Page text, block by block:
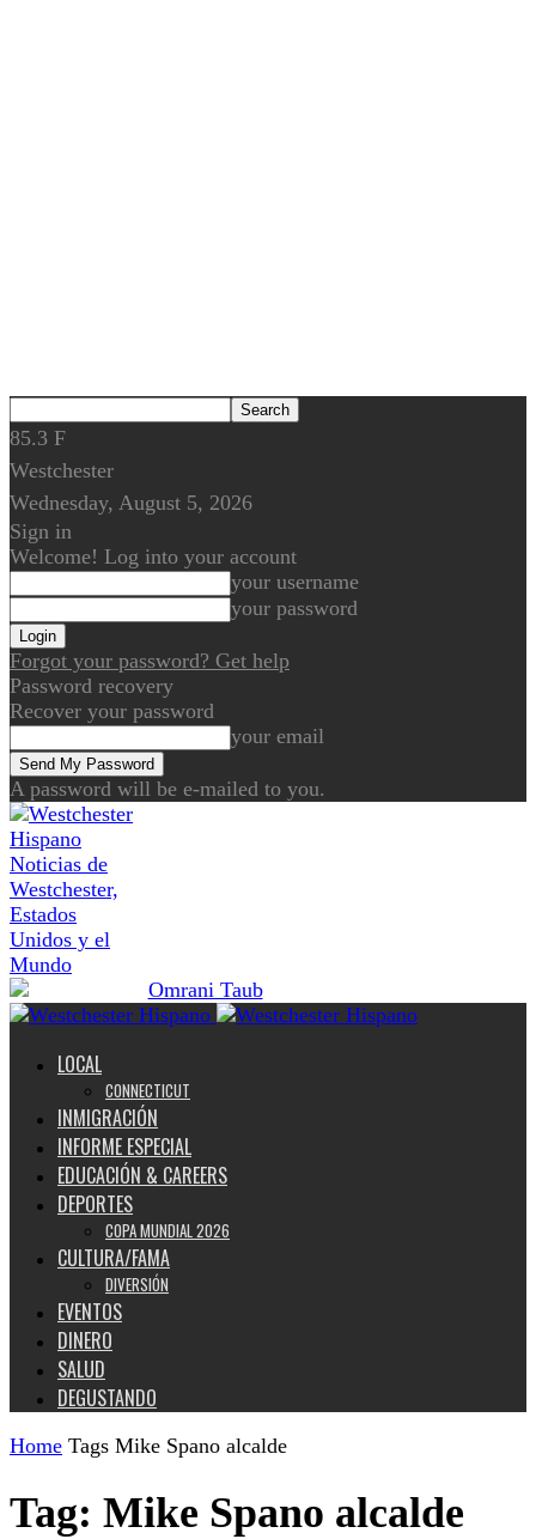
85.3 F
Westchester
Wednesday, August 5, 2026
Sign in
Welcome! Log into your account
your username
your password
Forgot your password? Get help
Password recovery
Recover your password
your email
A password will be e-mailed to you.
Noticias de
Westchester,
Estados
Unidos y el
Mundo
LOCAL
CONNECTICUT
INMIGRACIÓN
INFORME ESPECIAL
EDUCACIÓN & CAREERS
DEPORTES
COPA MUNDIAL 2026
CULTURA/FAMA
DIVERSIÓN
EVENTOS
DINERO
SALUD
DEGUSTANDO
Home Tags Mike Spano alcalde
Tag: Mike Spano alcalde